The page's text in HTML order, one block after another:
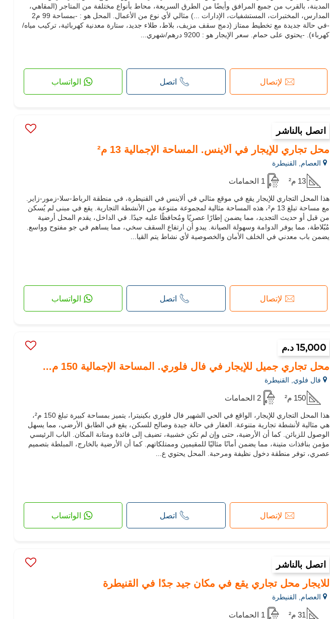
المدينة، بالقرب من جميع المرافق وأيضًا من الطرق السريعة، محاط بأنواع مختلفة من المتاجر (المقاهي،
المدارس، المختبرات، المستشفيات، الإدارات ...) مثالي لأي نوع من الأعمال. المحل هو : -بمساحة 99 م2
-في حالة جديدة مع تخطيط ممتاز (دمج سقف مزيف، بلاط، طلاء جديد، ستارة معدنية كهربائية، تركيب مياه/
كهرباء). -يحتوي على حمام. سعر الإيجار هو : 9200 درهم/شهري...
لإتصال اتصل الواتساب
اتصل بالناشر
محل تجاري للإيجار في ألاينس. المساحة الإجمالية 13 م²
العصام, القنيطرة
13 م² 1 الحمامات
هذا المحل التجاري للإيجار يقع في موقع مثالي في ألاينس في القنيطرة، في منطقة الرباط-سلا-زمور-زاير.
مع مساحة تبلغ 13 م²، هذه المساحة مثالية لمجموعة متنوعة من الأنشطة التجارية. يقع في مبنى لم يُسكن
من قبل أو حديث التجديد، مما يضمن إطارًا عصريًا ومُحافظًا عليه جيدًا. في الداخل، يقدم المحل أرضية
مُبّلاطة، مما يوفر الدوامة وسهولة الصيانة. يبدو أن ارتفاع السقف سخي، مما يساهم في جو مفتوح وواسع.
يضمن باب معدني في الخلف الأمان والخصوصية لأي نشاط يتم القيا...
لإتصال اتصل الواتساب
15,000 د.م
محل تجاري جميل للإيجار في فال فلوري. المساحة الإجمالية 150 م...
فال فلوي, القنيطرة
150 م² 2 الحمامات
هذا المحل التجاري للإيجار، الواقع في الحي الشهير فال فلوري بكينيترا، يتميز بمساحة كبيرة تبلغ 150 م²،
هي مثالية لأنشطة تجارية متنوعة. العقار في حالة جيدة وصالح للسكن، يقع في الطابق الأرضي، مما يسهل
الوصول للزبائن. كما أن الأرضية، حتى وإن لم تكن خشبية، تضيف إلى فائدة ومتانة المكان. الباب الرئيسي
مؤمن بنافذات متينة، مما يضمن أمانًا مثاليًا للمقيمين وممتلكاتهم. كما أن الأرضية بالخارج، المبلطة بتصميم
عصري، توفر منطقة دخول نظيفة ومرحبة. المحل يحتوي ع...
لإتصال اتصل الواتساب
اتصل بالناشر
للايجار محل تجاري يقع في مكان جيد جدًا في القنيطرة
العصام, القنيطرة
31 م² 1 الحمامات